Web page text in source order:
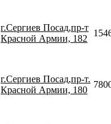
г.Сергиев Посад,пр-т
Красной Армии, 182
г.Сергиев Посад,пр-т.
Красной Армии, 180